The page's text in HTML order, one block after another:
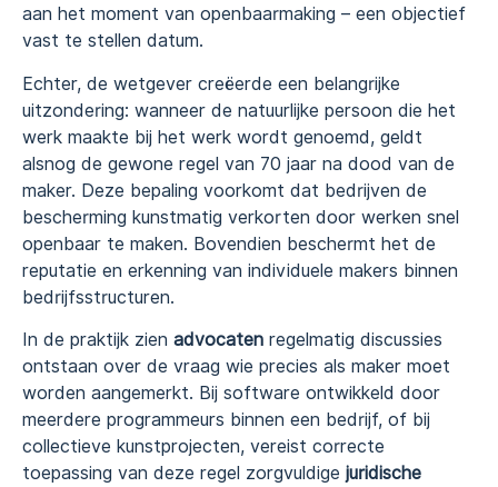
aan het moment van openbaarmaking – een objectief
vast te stellen datum.
Echter, de wetgever creëerde een belangrijke
uitzondering: wanneer de natuurlijke persoon die het
werk maakte bij het werk wordt genoemd, geldt
alsnog de gewone regel van 70 jaar na dood van de
maker. Deze bepaling voorkomt dat bedrijven de
bescherming kunstmatig verkorten door werken snel
openbaar te maken. Bovendien beschermt het de
reputatie en erkenning van individuele makers binnen
bedrijfsstructuren.
In de praktijk zien advocaten regelmatig discussies
ontstaan over de vraag wie precies als maker moet
worden aangemerkt. Bij software ontwikkeld door
meerdere programmeurs binnen een bedrijf, of bij
collectieve kunstprojecten, vereist correcte
toepassing van deze regel zorgvuldige juridische